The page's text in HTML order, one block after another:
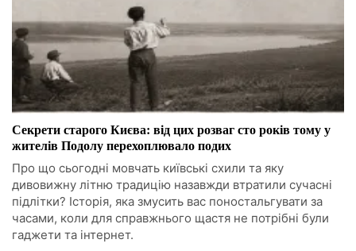
Секрети старого Києва: від цих розваг сто років тому у
жителів Подолу перехоплювало подих
Про що сьогодні мовчать київські схили та яку
дивовижну літню традицію назавжди втратили сучасні
підлітки? Історія, яка змусить вас поностальгувати за
часами, коли для справжнього щастя не потрібні були
гаджети та інтернет.